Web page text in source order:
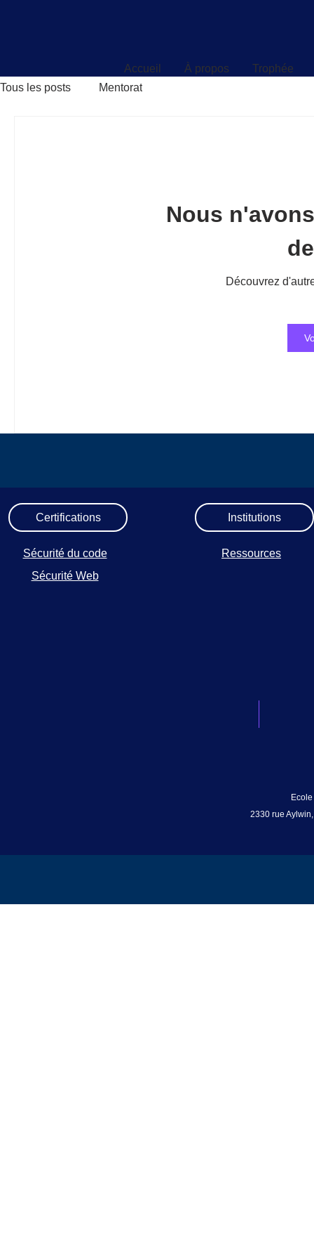
Accueil À propos
Trophée
Tous les posts
Mentorat
Nous
Découvrez
Certifications
Sécurité du code
Sécurité Web
Institutions
Ressources
2330 rue